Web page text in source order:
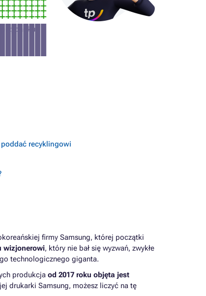
recyklingowi
firmy Samsung, której początki
wizjonerowi, który nie bał się wyzwań, zwykłe
technologicznego giganta.
produkcja od 2017 roku objęta jest
drukarki Samsung, możesz liczyć na tę